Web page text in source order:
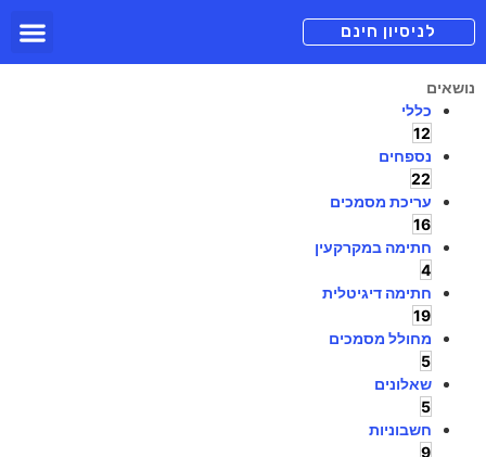
לניסיון חינם
נושאים
כללי
12
נספחים
22
עריכת מסמכים
16
חתימה במקרקעין
4
חתימה דיגיטלית
19
מחולל מסמכים
5
שאלונים
5
חשבוניות
9